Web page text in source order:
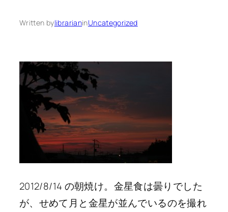
Written bylibrarianinUncategorized
2012/8/14 の朝焼け。金星食は曇りでした
が、せめて月と金星が並んでいるのを撮れ